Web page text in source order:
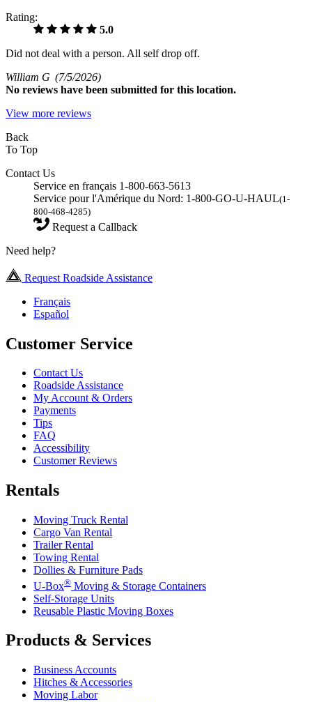
Rating:
5.0
Did not deal with a person. All self drop off.
William G (7/5/2026)
No reviews have been submitted for this location.
View more reviews
Back
To Top
Contact Us
Service en français 1-800-663-5613
Service pour l'Amérique du Nord: 1-800-GO-U-HAUL(1-
800-468-4285)
Request a Callback
Need help?
Request Roadside Assistance
Français
Español
Customer Service
Contact Us
Roadside Assistance
My Account & Orders
Payments
Tips
FAQ
Accessibility
Customer Reviews
Rentals
Moving Truck Rental
Cargo Van Rental
Trailer Rental
Towing Rental
Dollies & Furniture Pads
U-Box® Moving & Storage Containers
Self-Storage Units
Reusable Plastic Moving Boxes
Products & Services
Business Accounts
Hitches & Accessories
Moving Labor